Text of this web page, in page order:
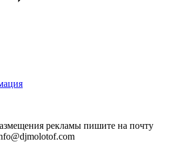
рекламы пишите на почту